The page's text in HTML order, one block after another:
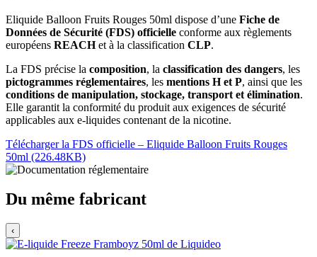
Eliquide Balloon Fruits Rouges 50ml dispose d’une Fiche de
Données de Sécurité (FDS) officielle conforme aux règlements
européens REACHet à la classification CLP.
La FDS précise la composition, la classification des dangers, les
pictogrammes réglementaires, les mentions H et P, ainsi que les
conditions de manipulation, stockage, transport et élimination.
Elle garantit la conformité du produit aux exigences de sécurité
applicables aux e-liquides contenant de la nicotine.
Télécharger la FDS officielle – Eliquide Balloon Fruits Rouges
50ml (226.48KB)
Du même fabricant
‹